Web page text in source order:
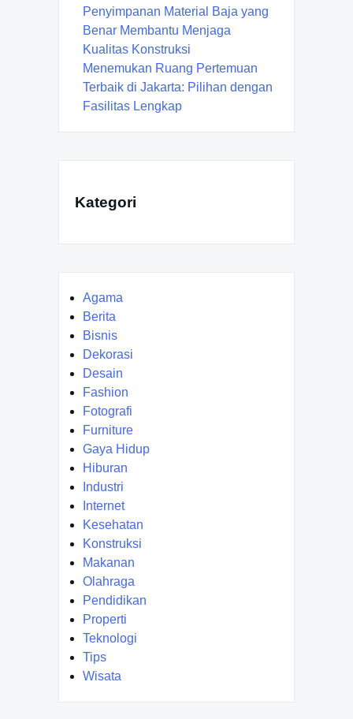
Penyimpanan Material Baja yang
Benar Membantu Menjaga
Kualitas Konstruksi
Menemukan Ruang Pertemuan
Terbaik di Jakarta: Pilihan dengan
Fasilitas Lengkap
Kategori
Agama
Berita
Bisnis
Dekorasi
Desain
Fashion
Fotografi
Furniture
Gaya Hidup
Hiburan
Industri
Internet
Kesehatan
Konstruksi
Makanan
Olahraga
Pendidikan
Properti
Teknologi
Tips
Wisata